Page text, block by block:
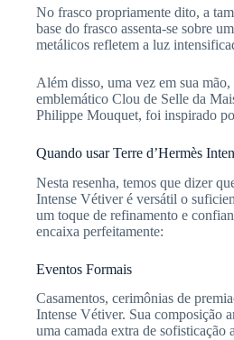
No frasco propriamente dito, a
base do frasco assenta-se sobre
metálicos refletem a luz
Além disso, uma vez em sua
emblemático Clou de Selle da
Philippe Mouquet, foi inspirado
Quando usar Terre d’Hermès
Nesta resenha, temos que dizer
Intense Vétiver é versátil o
um toque de refinamento e
encaixa perfeitamente:
Eventos Formais
Casamentos, cerimônias de
Intense Vétiver. Sua composição
uma camada extra de sofisticação